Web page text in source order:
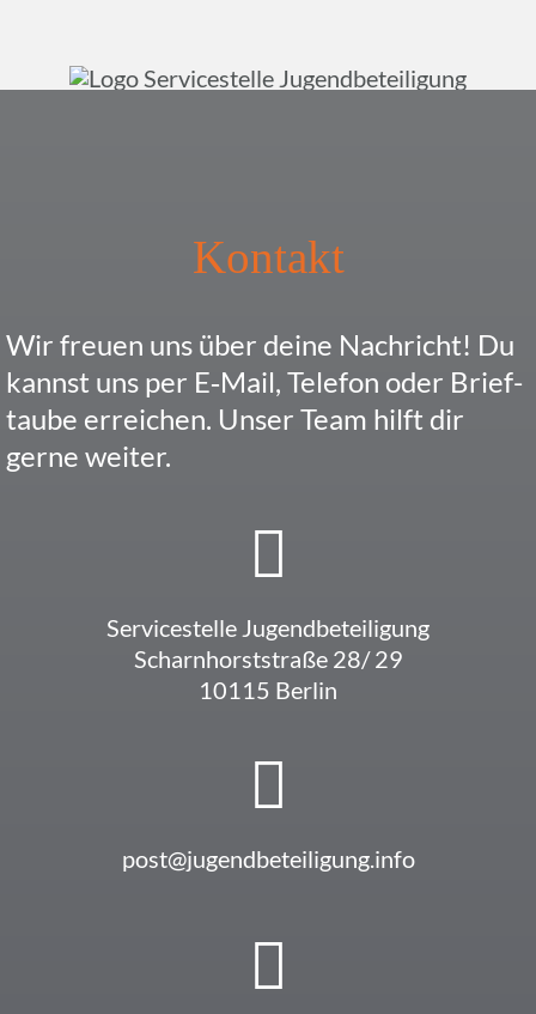
Kontakt
Wir freuen uns über deine Nach­richt! Du
kannst uns per E‑Mail, Telefon oder Brief­
taube errei­chen. Unser Team hilft dir
gerne weiter.
Service­stelle Jugendbeteiligung
Scharn­horst­straße 28/ 29
10115 Berlin
post@jugendbeteiligung.info